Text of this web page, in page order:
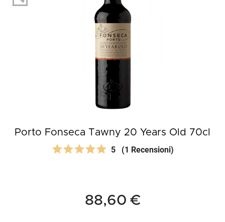
Porto Fonseca Tawny 20 Years Old 70cl
5 (1 Recensioni)
88,60 €